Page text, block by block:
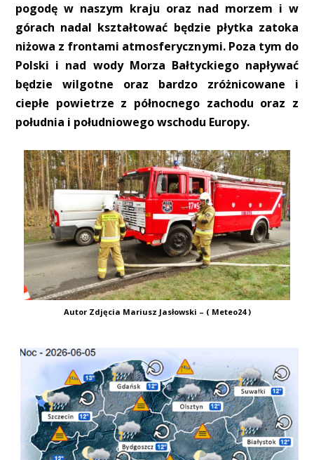
pogodę w naszym kraju oraz nad morzem i w
górach nadal kształtować będzie płytka zatoka
niżowa z frontami atmosferycznymi. Poza tym do
Polski i nad wody Morza Bałtyckiego napływać
będzie wilgotne oraz bardzo zróżnicowane i
ciepłe powietrze z północnego zachodu oraz z
południa i południowego wschodu Europy.
Autor Zdjęcia Mariusz Jasłowski – ( Meteo24 )